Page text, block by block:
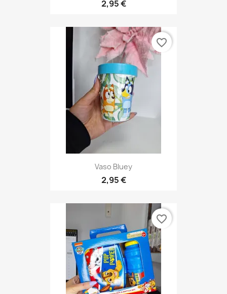
2,95 €
Vaso Bluey
2,95 €
favorite_border
favorite_border